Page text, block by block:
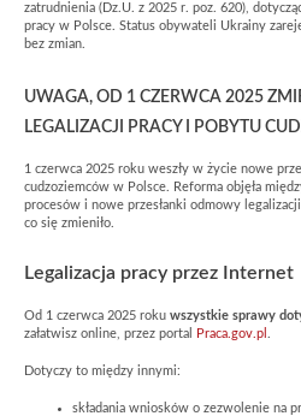
zatrudnienia (Dz.U. z 2025 r. poz. 620),
pracy w Polsce. Status obywateli Ukrainy
bez zmian.
UWAGA, OD 1 CZERWCA 2025
LEGALIZACJI PRACY I POBYTU
1 czerwca 2025 roku weszły w życie nowe
cudzoziemców w Polsce. Reforma objęła
procesów i nowe przesłanki odmowy
co się zmieniło.
Legalizacja pracy przez Internet
Od 1 czerwca 2025 roku wszystkie sprawy
załatwisz online, przez portal
Praca.gov.pl .
Dotyczy to między innymi:
składania wniosków o zezwolenie na